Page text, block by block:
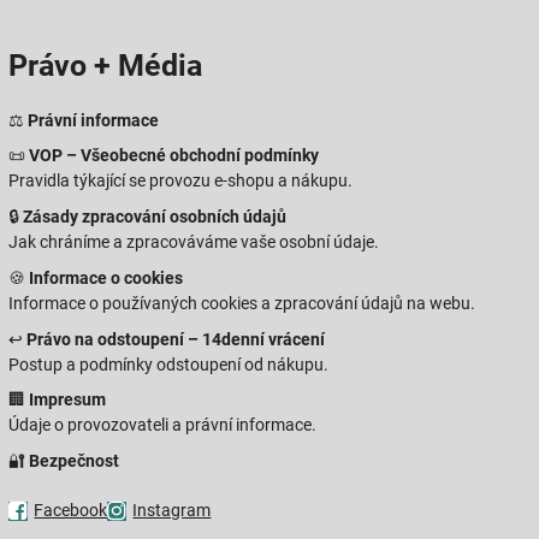
Právo + Média
⚖️ Právní informace
📜VOP – Všeobecné obchodní podmínky
Pravidla týkající se provozu e-shopu a nákupu.
🔒Zásady zpracování osobních údajů
Jak chráníme a zpracováváme vaše osobní údaje.
🍪 Informace o cookies
Informace o používaných cookies a zpracování údajů na webu.
↩️ Právo na odstoupení – 14denní vrácení
Postup a podmínky odstoupení od nákupu.
🏢 Impresum
Údaje o provozovateli a právní informace.
🔐 Bezpečnost
Facebook Instagram